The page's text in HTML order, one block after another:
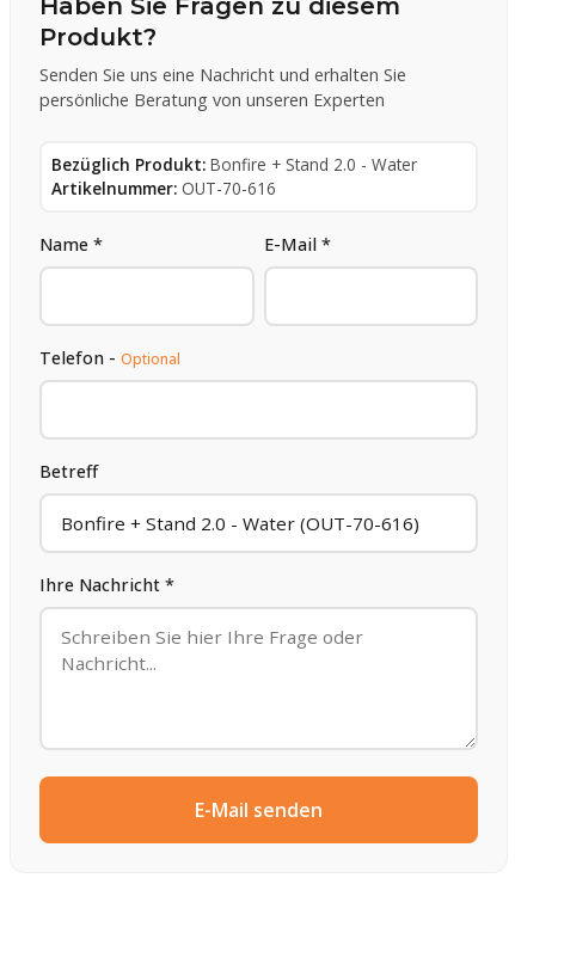
Produkt?
Senden Sie uns eine Nachricht und erhalten Sie
persönliche Beratung von unseren Experten
Bezüglich Produkt: Bonfire + Stand 2.0 - Water
Artikelnummer: OUT-70-616
Name * E-Mail *
Telefon -Optional
Betreff
Ihre Nachricht *
E-Mail senden